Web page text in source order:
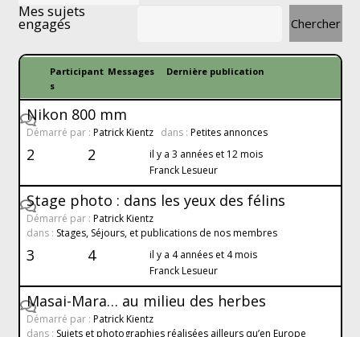
Mes sujets
engagés
Participant
s
Messages Dernière publication
Nikon 800 mm
Démarré par : Patrick Kientz dans : Petites annonces
2 2
il y a 3 années et 12 mois
Franck Lesueur
Stage photo : dans les yeux des félins
Démarré par : Patrick Kientz
dans : Stages, Séjours, et publications de nos membres
3 4
il y a 4 années et 4 mois
Franck Lesueur
Masai-Mara… au milieu des herbes
Démarré par : Patrick Kientz
dans : Sujets et photographies réalisées ailleurs qu’en Europe